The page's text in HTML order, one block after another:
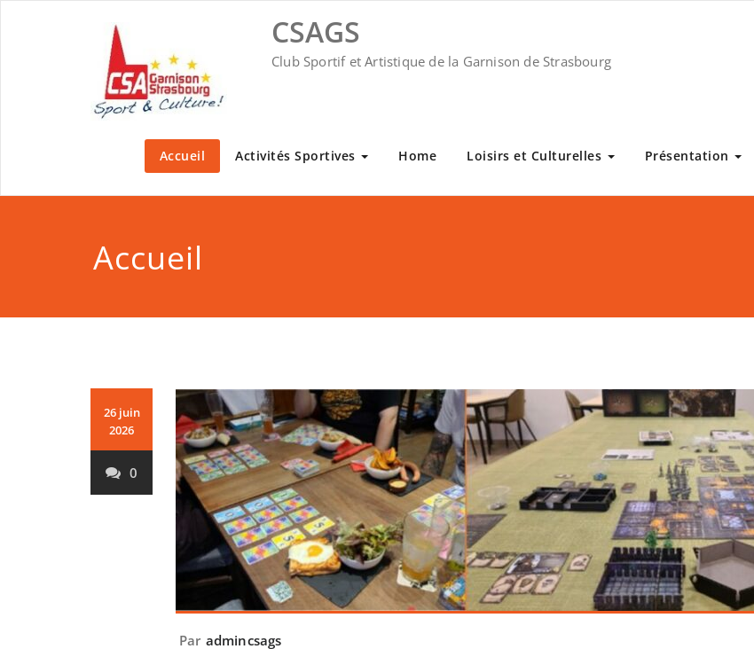
CSAGS
Club Sportif et Artistique de la Garnison de Strasbourg
Accueil Activités Sportives Home Loisirs et Culturelles Présentation
Accueil
26 juin
2026
0
Par admincsags